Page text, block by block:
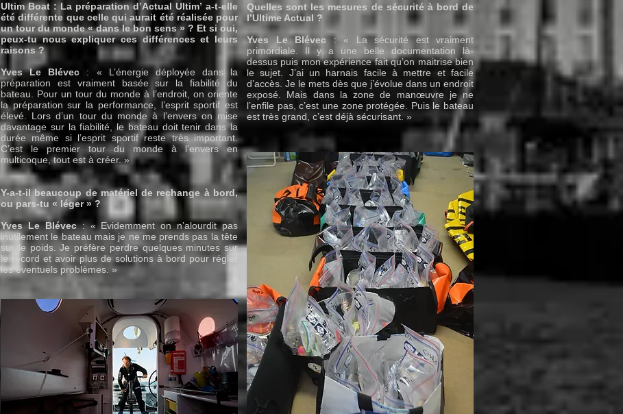
Ultim Boat : La préparation d’Actual Ultim’ a-t-elle
été différente que celle qui aurait été réalisée pour
un tour du monde « dans le bon sens » ? Et si oui,
peux-tu nous expliquer ces différences et leurs
raisons ?
Yves Le Blévec : « L’énergie déployée dans la
préparation est vraiment basée sur la fiabilité du
bateau. Pour un tour du monde à l’endroit, on oriente
la préparation sur la performance, l’esprit sportif est
élevé. Lors d’un tour du monde à l’envers on mise
davantage sur la fiabilité, le bateau doit tenir dans la
durée même si l’esprit sportif reste très important.
C’est le premier tour du monde à l’envers en
multicoque, tout est à créer. »
Y-a-t-il beaucoup de matériel de rechange à bord,
ou pars-tu « léger » ?
Yves Le Blévec: « Evidemment on n’alourdit pas
inutilement le bateau mais je ne me prends pas la tête
sur le poids. Je préfère perdre quelques minutes sur
le record et avoir plus de solutions à bord pour régler
les éventuels problèmes. »
Quelles sont les mesures de sécurité à bord de
l’Ultime Actual ?
Yves Le Blévec : « La sécurité est vraiment
primordiale. Il y a une belle documentation là-
dessus puis mon expérience fait qu’on maitrise bien
le sujet. J’ai un harnais facile à mettre et facile
d’accès. Je le mets dès que j’évolue dans un endroit
exposé. Mais dans la zone de manœuvre je ne
l’enfile pas, c’est une zone protégée. Puis le bateau
est très grand, c’est déjà sécurisant. »